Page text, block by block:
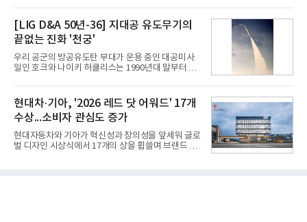
따른 기저효과가 실
인해주는 프로모션이다.대상 제품은 65·77·83형 올
레드, 75·86·100형 마이크로 RGB, 75·86형 미니
RGB 등 거실용 TV로 인기가 높은 베스트셀러 TV 20
개 모델이며, 동시 구독 계약 시 스탠바이미2(모델명
27LX6TPGA) 구독료를 50% 할인 받을 수 있다. 프로
모션 대상 모델과 혜택, 구독료 등 프로모션 세부 사항
은 베스트샵 판매 매니저에게 문의하면 자세히 안내
등으로 이전
[LIG D&A 50년-36] 지대공 유도무기의
끝없는 진화 '천궁'
우리 공군의 방공유도탄 부대가 운용 중인 대공미사
일인 호크와 나이키 허큘리스는 1990년대 말부터 성
기존 미사일체계를 대체할 중고도 및 중거리 대공미
사일을 개발하기로 결정했다.처음 KM-SAM 사업으로
불린 이 사업의 명칭은 호크(Iron Hawk, 철매)를 대체
한다는 의미에서 ‘철매Ⅱ’ 로 정해졌다. 철매Ⅱ 개발
사업은 미사일체계 완성 후인 2011년 ‘천궁(天弓)’으
로 다시 장비명이 바뀌었다. 17개 업체와 관련 기관이
참여한 가운데 LIG 넥스원은 탐색 개발에서 체계개발
현대차·기아, '2026 레드 닷 어워드' 17개
수상...소비자 관심도 증가
현대자동차와 기아가 혁신성과 창의성을 앞세워 글로
벌 디자인 시상식에서 17개의 상을 휩쓸며 브랜드 경